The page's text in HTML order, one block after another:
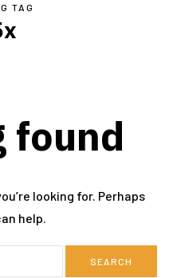
TAG
found
looking for. Perhaps
help.